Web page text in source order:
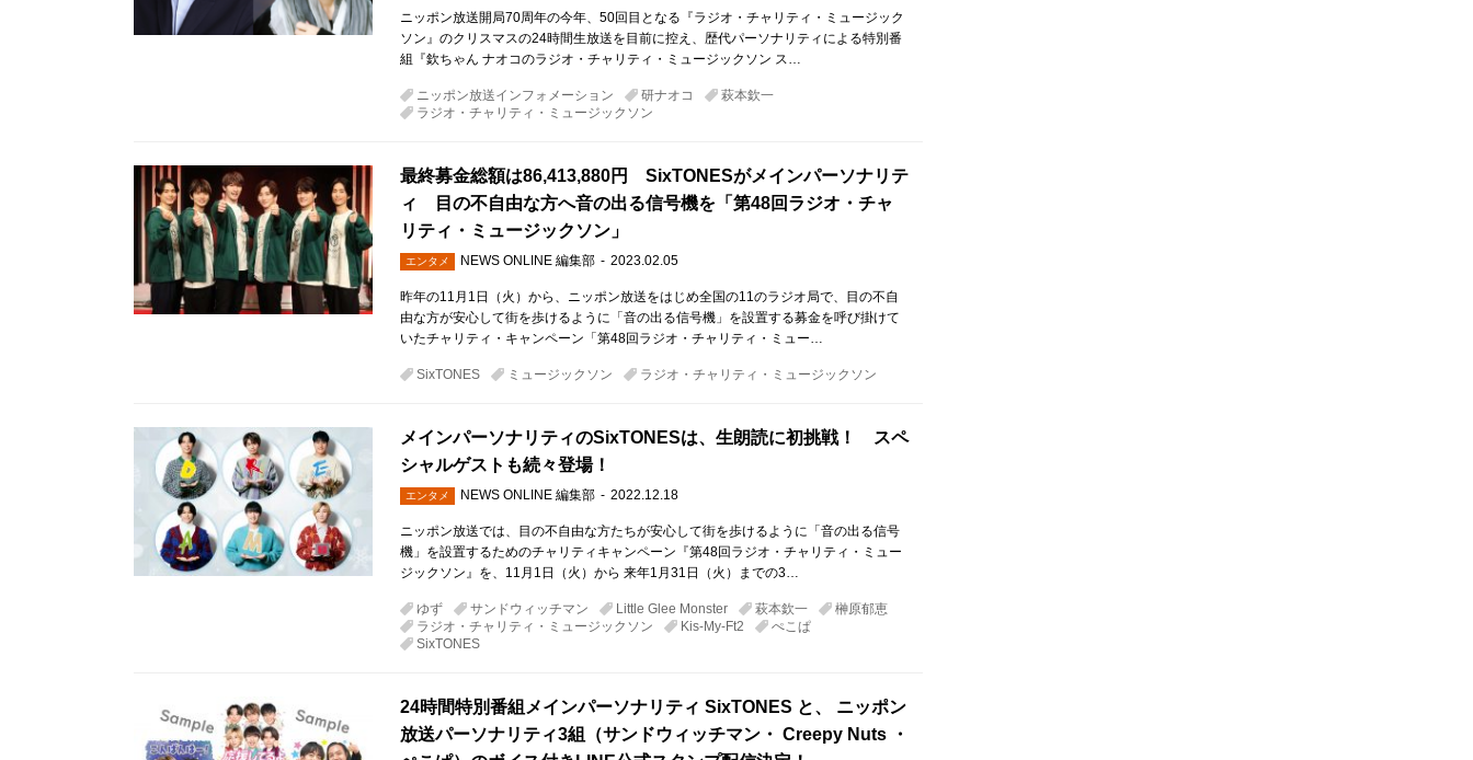
ニッポン放送開局70周年の今年、50回目となる『ラジオ・チャリティ・ミュージック
ソン』のクリスマスの24時間生放送を目前に控え、歴代パーソナリティによる特別番
組『欽ちゃん ナオコのラジオ・チャリティ・ミュージックソン ス…
ニッポン放送インフォメーション 研ナオコ
萩本欽一
ラジオ・チャリティ・ミュージックソン
最終募金総額は86,413,880円 SixTONESがメインパーソナリテ
ィ 目の不自由な方へ音の出る信号機を「第48回ラジオ・チャ
リティ・ミュージックソン」
エンタメ NEWS ONLINE 編集部 2023.02.05
昨年の11月1日（火）から、ニッポン放送をはじめ全国の11のラジオ局で、目の不自
由な方が安心して街を歩けるように「音の出る信号機」を設置する募金を呼び掛けて
いたチャリティ・キャンペーン「第48回ラジオ・チャリティ・ミュー…
SixTONES ミュージックソン ラジオ・チャリティ・ミュージックソン
メインパーソナリティのSixTONESは、生朗読に初挑戦！ スペ
シャルゲストも続々登場！
エンタメ NEWS ONLINE 編集部 2022.12.18
ニッポン放送では、目の不自由な方たちが安心して街を歩けるように「音の出る信号
機」を設置するためのチャリティキャンペーン『第48回ラジオ・チャリティ・ミュー
ジックソン』を、11月1日（火）から 来年1月31日（火）までの3…
ゆず サンドウィッチマン Little Glee Monster 萩本欽一
榊原郁恵
ラジオ・チャリティ・ミュージックソン
Kis-My-Ft2
ぺこぱ
SixTONES
24時間特別番組メインパーソナリティ SixTONES と、 ニッポン
放送パーソナリティ3組（サンドウィッチマン・ Creepy Nuts ・